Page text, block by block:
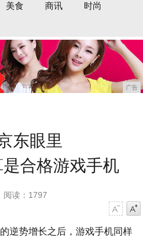
美食 商讯
时尚
广告
东眼里
合格游戏手机
阅读：1797
逆势增长之后，游戏手机同样